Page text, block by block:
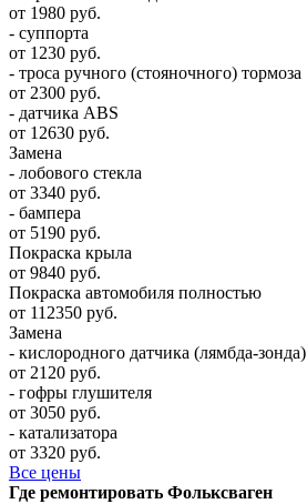
от 1980 руб.
- суппорта
от 1230 руб.
- троса ручного (стояночного) тормоза
от 2300 руб.
- датчика ABS
от 12630 руб.
Замена
- лобового стекла
от 3340 руб.
- бампера
от 5190 руб.
Покраска крыла
от 9840 руб.
Покраска автомобиля полностью
от 112350 руб.
Замена
- кислородного датчика (лямбда-зонда)
от 2120 руб.
- гофры глушителя
от 3050 руб.
- катализатора
от 3320 руб.
Все цены
Где ремонтировать Фолькcваген